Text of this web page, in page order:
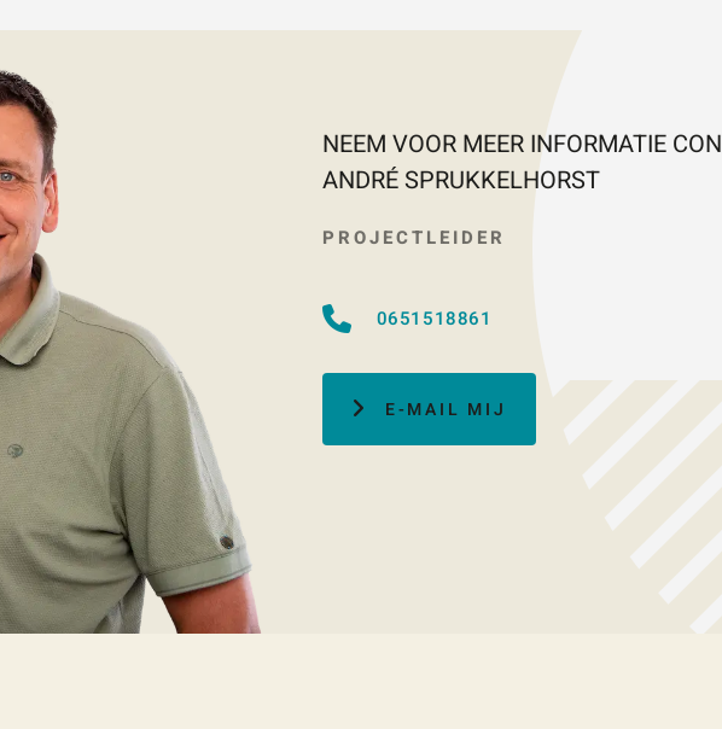
NEEM VOOR MEER INFORMATIE
ANDRÉ SPRUKKELHORST
PROJECTLEIDER
0651518861
E-MAIL MIJ